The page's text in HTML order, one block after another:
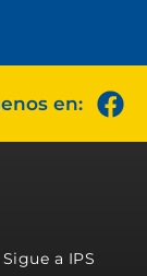
en:
Sigue a IPS